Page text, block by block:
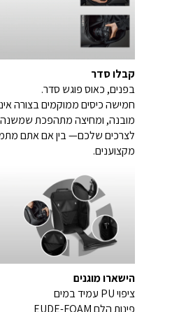
קבלו סדר
בפנים, כאוס פוגש סדר.
חמישה כיסים ממוקמים בצורה
מובנה, ומחיצה מתהפכת
לצרכים שלכם— בין אם אתם
מקצוענים.
הישארו מוגנים
ציפוי PU עמיד במים